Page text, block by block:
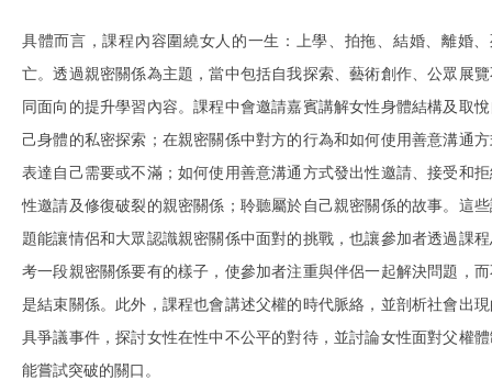
具體而言，課程內容圍繞女人的一生：上學、拍拖、結婚、離婚、
亡。透過親密關係為主題，當中包括自我探索、藝術創作、公眾展
同面向的提升學習內容。課程中會邀請嘉賓講解女性身體結構及取
己身體的私密探索；在親密關係中對方的行為和如何使用善意溝通
表達自己需要或不滿；如何使用善意溝通方式發出性邀請、接受和
性邀請及修復破裂的親密關係；聆聽屬於自己親密關係的故事。這
題能讓情侶和大眾認識親密關係中面對的挑戰，也讓參加者透過課
考一段親密關係要有的樣子，使參加者注重與伴侶一起解決問題，
是結束關係。此外，課程也會講述父權的時代脈絡，並剖析社會出
具爭議事件，探討女性在性中不公平的對待，並討論女性面對父權
能嘗試突破的關口。